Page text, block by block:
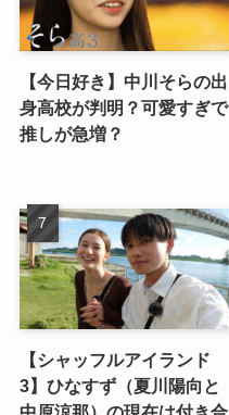
【今日好き】中川そらの出
身高校が判明？可愛すぎで
推しが急増？
【シャッフルアイランド
3】ひなすず（夏川陽向と